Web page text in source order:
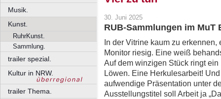
Musik.
Kunst.
RuhrKunst.
Sammlung.
trailer spezial.
Kultur in NRW.
trailer Thema.
30. Juni 2025
RUB-Sammlungen im MuT
In der Vitrine kaum zu
Monitor riesig. Eine weiß
Auf dem winzigen Stück ringt
Löwen. Eine Herkulesarbeit!
aufwendige Präsentation unter
Ausstellungstitel soll Arbeit ja